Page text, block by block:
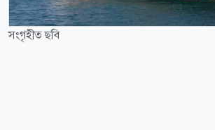
সংগৃহীত ছবি